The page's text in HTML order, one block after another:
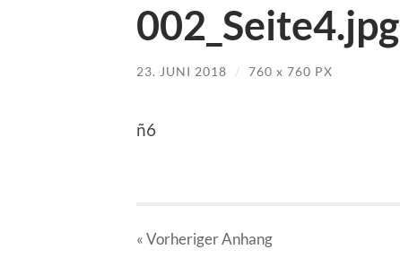
002_Seite4.jpg
23. JUNI 2018 / 760 x 760 PX
ñ6
« VorherigerAnhang